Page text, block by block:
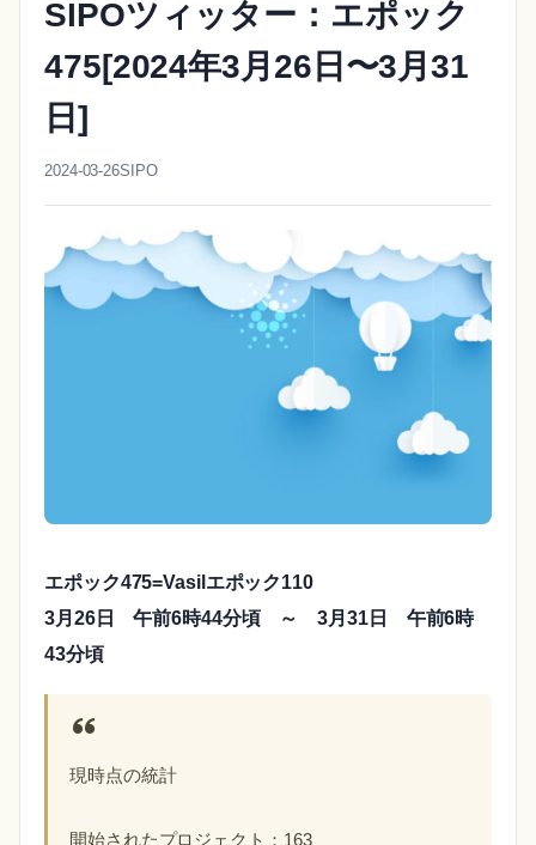
SIPOツィッター：エポック
475[2024年3月26日〜3月31
日]
2024-03-26SIPO
エポック475=Vasilエポック110
3月26日 午前6時44分頃 ～ 3月31日 午前6時
43分頃
現時点の統計
開始されたプロジェクト：163